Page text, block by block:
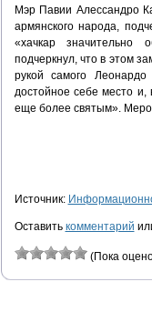
Мэр Павии Алессандро
армянского народа,
«хачкар значительно
подчеркнул, что в этом
рукой самого
достойное себе место и,
еще более святым».
Источник:
Оставить комментарий
(Пока